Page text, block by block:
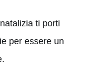
ti porti
per essere un